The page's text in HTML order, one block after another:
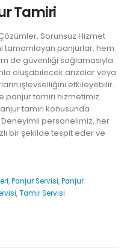
Tamiri
Sorunsuz Hizmet
tamamlayan panjurlar, hem
de güvenliği sağlamasıyla
oluşabilecek arızalar veya
işlevselliğini etkileyebilir.
panjur tamiri hizmetimiz
tamiri konusunda
personelimiz, her
bir şekilde tespit eder ve
,Panjur Servisi,Panjur
,Tamir Servisi